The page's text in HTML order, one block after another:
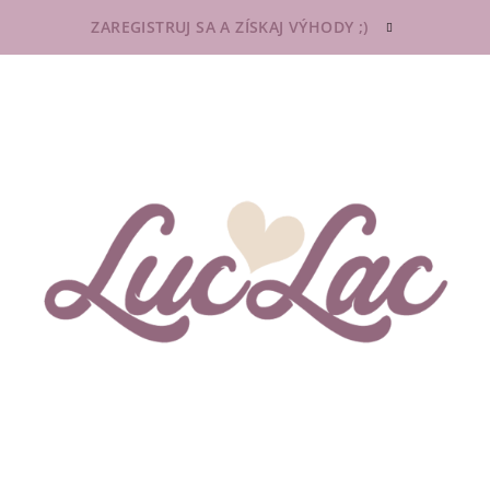
ZAREGISTRUJ SA A ZÍSKAJ VÝHODY ;)